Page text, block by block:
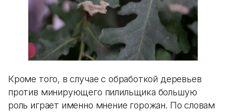
Кроме того, в случае с обработкой деревьев
против минирующего пилильщика большую
роль играет именно мнение горожан. По словам